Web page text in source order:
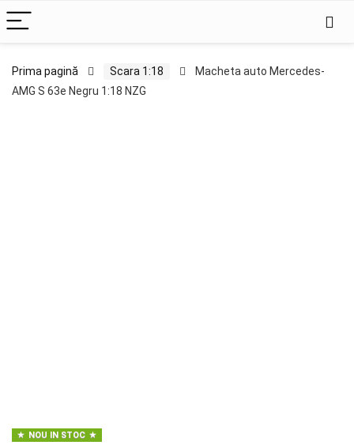
Prima pagină Scara 1:18
Macheta auto Mercedes-
AMG S 63e Negru 1:18 NZG
NOU IN STOC